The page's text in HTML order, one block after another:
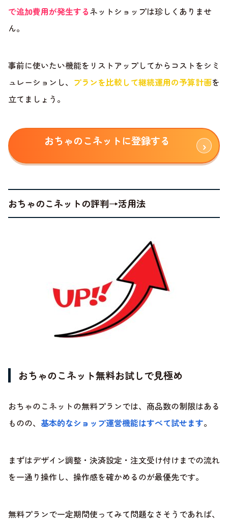
で追加費用が発生するネットショップは珍しくありませ
ん。
事前に使いたい機能をリストアップしてからコストをシミ
ュレーションし、 プランを比較して継続運用の予算計画を
立てましょう。
おちゃのこネットに登録する
おちゃのこネットの評判→活用法
おちゃのこネット無料お試しで見極め
おちゃのこネットの無料プランでは、商品数の制限はある
ものの、 基本的なショップ運営機能はすべて試せます。
まずはデザイン調整・決済設定・注文受け付けまでの流れ
を一通り操作し、操作感を確かめるのが最優先です。
無料プランで一定期間使ってみて問題なさそうであれば、